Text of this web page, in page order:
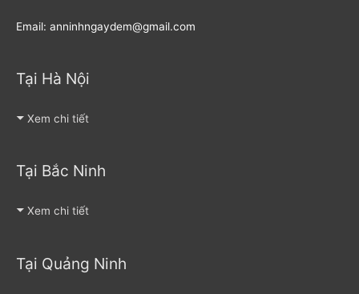
Email: anninhngaydem@gmail.com
Tại Hà Nội
Xem chi tiết
Tại Bắc Ninh
Xem chi tiết
Tại Quảng Ninh